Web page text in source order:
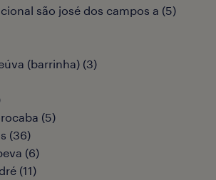
são josé dos campos a (5)
(barrinha) (3)
(5)
(36)
(6)
(11)